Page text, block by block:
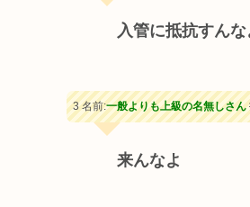
入管に抵抗すん
3 名前:一般よりも上級の名無しさん
来んなよ